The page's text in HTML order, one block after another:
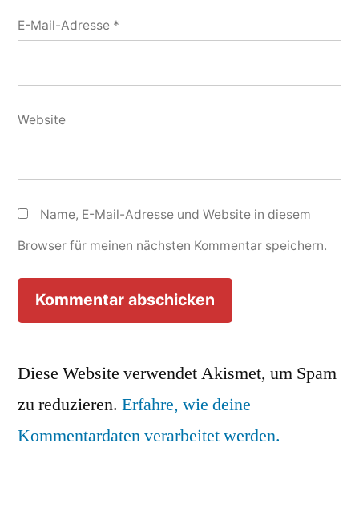
E-Mail-Adresse *
Website
Name, E-Mail-Adresse und Website in diesem
Browser für meinen nächsten Kommentar speichern.
Diese Website verwendet Akismet, um Spam
zu reduzieren. Erfahre, wie deine
Kommentardaten verarbeitet werden.